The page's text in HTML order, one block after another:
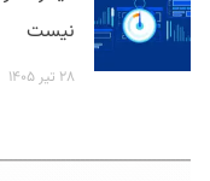
نیست
۲۸ تیر ۱۴۰۵